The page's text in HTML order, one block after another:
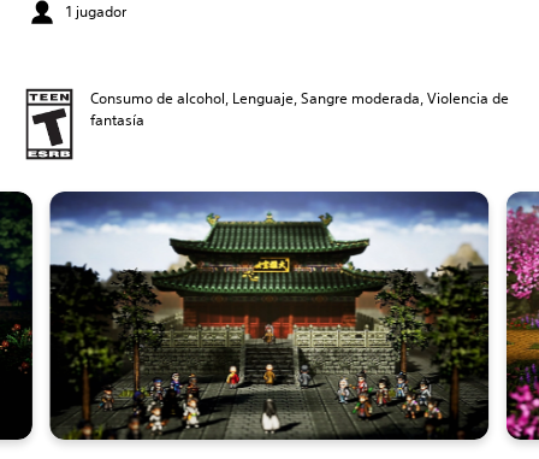
1 jugador
Consumo de alcohol, Lenguaje, Sangre moderada, Violencia de
fantasía